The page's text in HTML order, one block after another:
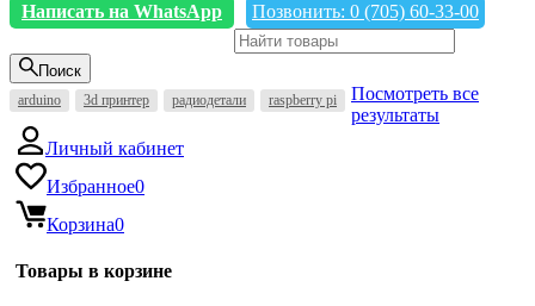
Написать на WhatsApp
Позвонить: 0 (705) 60-33-00
Поиск
arduino 3d принтер радиодетали raspberry pi
Посмотреть все
результаты
Личный кабинет
Избранное0
Корзина0
Товары в корзине